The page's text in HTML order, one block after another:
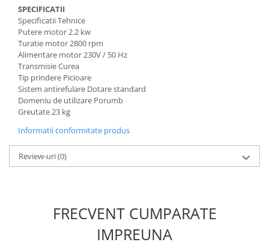
Suflante Frunze
Unelte Gradinarit
Ventilatoare & Sisteme Racire
Aparate de aer conditionat
Ventilatoare
Zootehnie
Foarfeci tuns oi
Incubatoare oua
SPECIFICATII
Specificatii Tehnice
Putere motor2.2 kw
Turatie motor2800 rpm
Alimentare motor230V / 50 Hz
TransmisieCurea
Tip prindere Picioare
Sistem antirefulare Dotare standard
Domeniu de utilizare Porumb
Greutate23 kg
Informatii conformitate produs
Review-uri(0)
FRECVENT CUMPARATE
IMPREUNA